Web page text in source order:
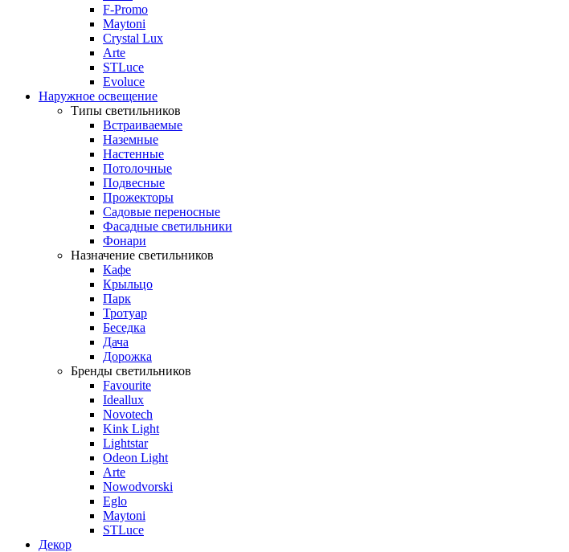
F-Promo
Maytoni
Crystal Lux
Arte
STLuce
Evoluce
Наружное освещение
Типы светильников
Встраиваемые
Наземные
Настенные
Потолочные
Подвесные
Прожекторы
Садовые переносные
Фасадные светильники
Фонари
Назначение светильников
Кафе
Крыльцо
Парк
Тротуар
Беседка
Дача
Дорожка
Бренды светильников
Favourite
Ideallux
Novotech
Kink Light
Lightstar
Odeon Light
Arte
Nowodvorski
Eglo
Maytoni
STLuce
Декор